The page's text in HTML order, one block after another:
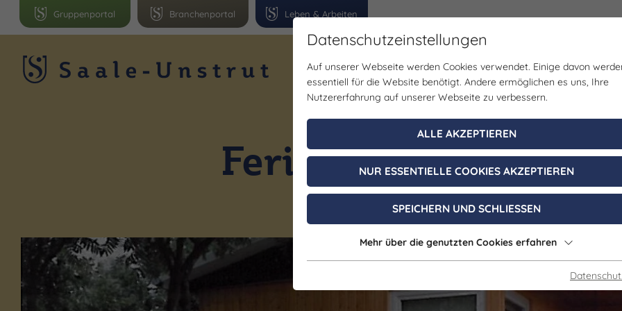
Leben & Arbeiten
Branchenportal
Gruppenportal
Region Erlebnisse Veranstaltungen Planen
Gastgeber
Ferienhaus
Lindig b Jena
Datenschutzeinstellungen
Auf unserer Webseite werden Cookies verwendet. Einige davon
essentiell für die Website benötigt. Andere ermöglichen es uns, Ihre
Nutzererfahrung auf unserer Webseite zu verbessern.
ALLE AKZEPTIEREN
NUR ESSENTIELLE COOKIES AKZEPTIEREN
SPEICHERN UND SCHLIESSEN
Mehr über die genutzten Cookies erfahren